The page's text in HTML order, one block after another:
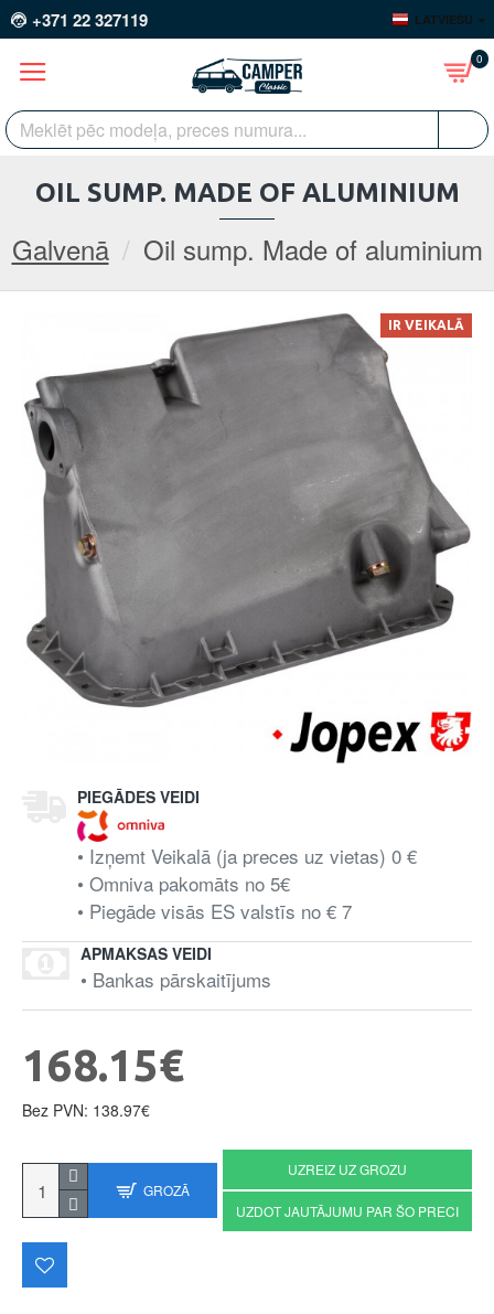
+371 22 327119 LATVIEŠU
0
Galvenā Oil sump. Made of aluminium
OIL SUMP. MADE OF ALUMINIUM
IR VEIKALĀ
PIEGĀDES VEIDI
• Izņemt Veikalā (ja preces uz vietas) 0 €
• Omniva pakomāts no 5€
• Piegāde visās ES valstīs no € 7
APMAKSAS VEIDI
• Bankas pārskaitījums
168.15€
Bez PVN: 138.97€
GROZĀ
UZREIZ UZ GROZU
UZDOT JAUTĀJUMU PAR ŠO PRECI